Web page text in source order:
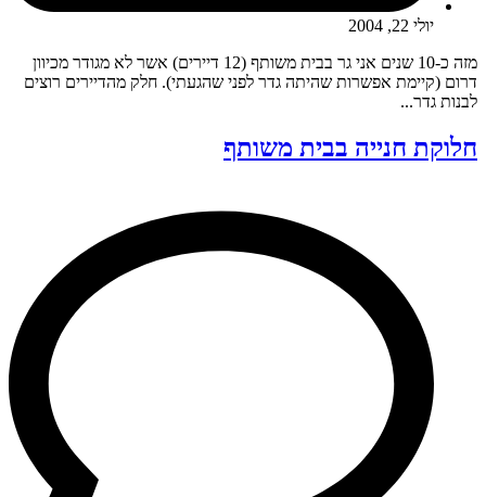
יולי 22, 2004
מזה כ-10 שנים אני גר בבית משותף (12 דיירים) אשר לא מגודר מכיוון
דרום (קיימת אפשרות שהיתה גדר לפני שהגעתי). חלק מהדיירים רוצים
לבנות גדר...
חלוקת חנייה בבית משותף